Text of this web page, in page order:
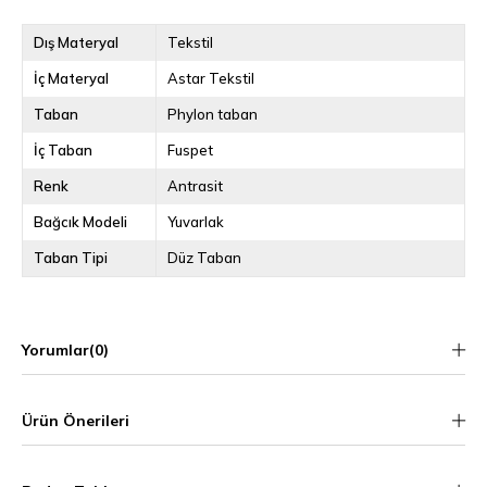
Dış Materyal Tekstil
İç Materyal Astar Tekstil
Taban Phylon taban
İç Taban Fuspet
Renk Antrasit
Bağcık Modeli Yuvarlak
Taban Tipi Düz Taban
Yorumlar(0)
Ürün Önerileri